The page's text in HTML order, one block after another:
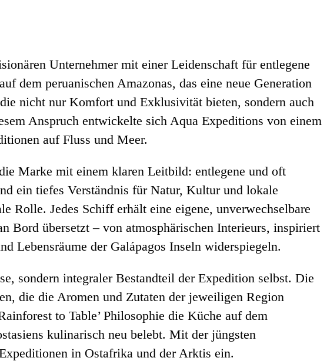
Unternehmer mit einer Leidenschaft für entlegene
dem peruanischen Amazonas, das eine neue Generation
nicht nur Komfort und Exklusivität bieten, sondern auch
Anspruch entwickelte sich Aqua Expeditions von einem
auf Fluss und Meer.
Marke mit einem klaren Leitbild: entlegene und oft
ein tiefes Verständnis für Natur, Kultur und lokale
Rolle. Jedes Schiff erhält eine eigene, unverwechselbare
übersetzt – von atmosphärischen Interieurs, inspiriert
Lebensräume der Galápagos Inseln widerspiegeln.
sondern integraler Bestandteil der Expedition selbst. Die
die die Aromen und Zutaten der jeweiligen Region
to Table’ Philosophie die Küche auf dem
kulinarisch neu belebt. Mit der jüngsten
in Ostafrika und der Arktis ein.